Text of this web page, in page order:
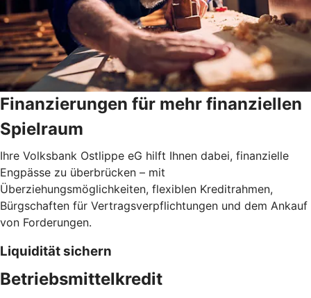
Finanzierungen für mehr finanziellen
Spielraum
Ihre Volksbank Ostlippe eG hilft Ihnen dabei, finanzielle
Engpässe zu überbrücken – mit
Überziehungsmöglichkeiten, flexiblen Kreditrahmen,
Bürgschaften für Vertragsverpflichtungen und dem Ankauf
von Forderungen.
Liquidität sichern
Betriebsmittelkredit